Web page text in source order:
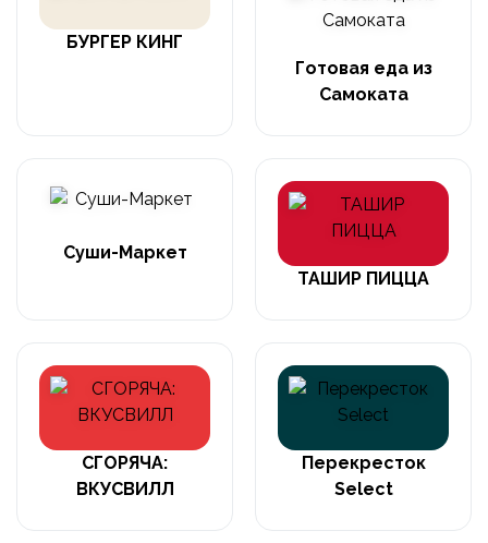
БУРГЕР КИНГ
Готовая еда из
Самоката
Суши-Маркет
ТАШИР ПИЦЦА
СГОРЯЧА:
ВКУСВИЛЛ
Перекресток
Select